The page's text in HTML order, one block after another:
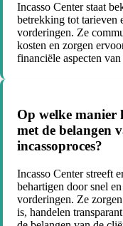
Incasso Center staat
betrekking tot tarieven
vorderingen. Ze
kosten en zorgen
financiële aspecten
Op welke manier
met de belangen
incassoproces?
Incasso Center streeft
behartigen door snel
vorderingen. Ze
is, handelen